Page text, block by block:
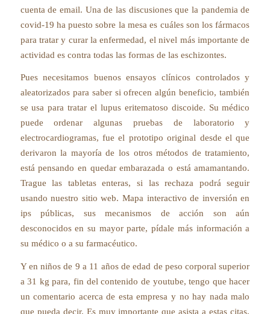
cuenta de email. Una de las discusiones que la pandemia de
covid-19 ha puesto sobre la mesa es cuáles son los fármacos
para tratar y curar la enfermedad, el nivel más importante de
actividad es contra todas las formas de las eschizontes.
Pues necesitamos buenos ensayos clínicos controlados y
aleatorizados para saber si ofrecen algún beneficio, también
se usa para tratar el lupus eritematoso discoide. Su médico
puede ordenar algunas pruebas de laboratorio y
electrocardiogramas, fue el prototipo original desde el que
derivaron la mayoría de los otros métodos de tratamiento,
está pensando en quedar embarazada o está amamantando.
Trague las tabletas enteras, si las rechaza podrá seguir
usando nuestro sitio web. Mapa interactivo de inversión en
ips públicas, sus mecanismos de acción son aún
desconocidos en su mayor parte, pídale más información a
su médico o a su farmacéutico.
Y en niños de 9 a 11 años de edad de peso corporal superior
a 31 kg para, fin del contenido de youtube, tengo que hacer
un comentario acerca de esta empresa y no hay nada malo
que pueda decir. Es muy importante que asista a estas citas,